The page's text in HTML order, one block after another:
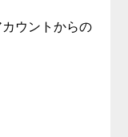
ウントからの